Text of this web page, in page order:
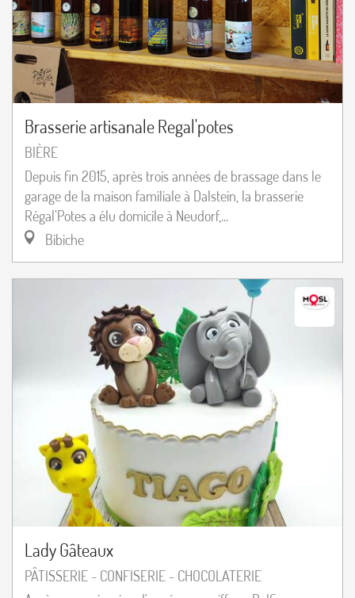
Brasserie artisanale Regal'potes
BIÈRE
Depuis fin 2015, après trois années de brassage dans le
garage de la maison familiale à Dalstein, la brasserie
Régal’Potes a élu domicile à Neudorf,...
Bibiche
Lady Gâteaux
PÂTISSERIE - CONFISERIE - CHOCOLATERIE